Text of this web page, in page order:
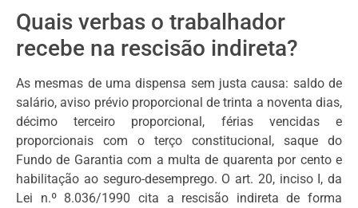
Quais verbas o trabalhador
recebe na rescisão indireta?
As mesmas de uma dispensa sem justa causa: saldo de
salário, aviso prévio proporcional de trinta a noventa dias,
décimo terceiro proporcional, férias vencidas e
proporcionais com o terço constitucional, saque do
Fundo de Garantia com a multa de quarenta por cento e
habilitação ao seguro-desemprego. O art. 20, inciso I, da
Lei n.º 8.036/1990 cita a rescisão indireta de forma